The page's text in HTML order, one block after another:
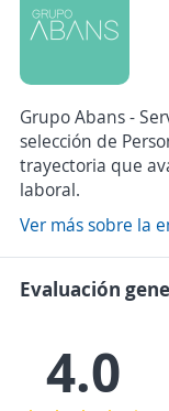
Grupo Abans -
selección de
trayectoria que
laboral.
Ver más sobre la
Evaluación
4.0